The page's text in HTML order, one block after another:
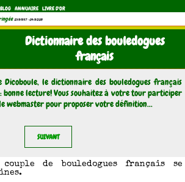
BLOG ANNUAIRE LIVRE D'OR
(21/11/1997 - 04/11/2011)
Dictionnaire des bouledogues
français
Dicoboule, le dictionnaire des bouledogues français
bonne lecture! Vous souhaitez à votre tour participer
webmaster pour proposer votre définition...
SUIVANT
de bouledogues français se